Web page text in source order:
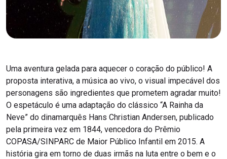
Uma aventura gelada para aquecer o coração do público! A
proposta interativa, a música ao vivo, o visual impecável dos
personagens são ingredientes que prometem agradar muito!
O espetáculo é uma adaptação do clássico “A Rainha da
Neve” do dinamarquês Hans Christian Andersen, publicado
pela primeira vez em 1844, vencedora do Prêmio
COPASA/SINPARC de Maior Público Infantil em 2015. A
história gira em torno de duas irmãs na luta entre o bem e o